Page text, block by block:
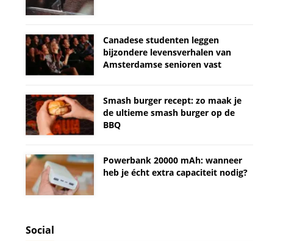
Canadese studenten leggen
bijzondere levensverhalen van
Amsterdamse senioren vast
Smash burger recept: zo maak je
de ultieme smash burger op de
BBQ
Powerbank 20000 mAh: wanneer
heb je écht extra capaciteit nodig?
Social